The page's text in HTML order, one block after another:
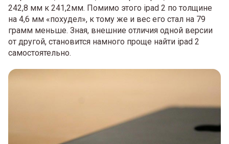
242,8 мм к 241,2мм. Помимо этого ipad 2 по толщине
на 4,6 мм «похудел», к тому же и вес его стал на 79
грамм меньше. Зная, внешние отличия одной версии
от другой, становится намного проще найти ipad 2
самостоятельно.